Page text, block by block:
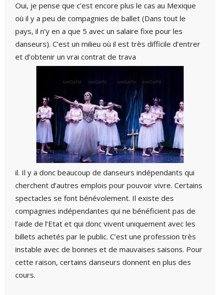
Oui, je pense que c’est encore plus le cas au Mexique
où il y a peu de compagnies de ballet (Dans tout le
pays, il n’y en a que 5 avec un salaire fixe pour les
danseurs). C’est un milieu où il est très difficile d’entrer
et d’obtenir un vrai contrat de trava
il. Il y a donc beaucoup de danseurs indépendants qui
cherchent d’autres emplois pour pouvoir vivre. Certains
spectacles se font bénévolement. Il existe des
compagnies indépendantes qui ne bénéficient pas de
l’aide de l’Etat et qui donc vivent uniquement avec les
billets achetés par le public. C’est une profession très
instable avec de bonnes et de mauvaises saisons. Pour
cette raison, certains danseurs donnent en plus des
cours.